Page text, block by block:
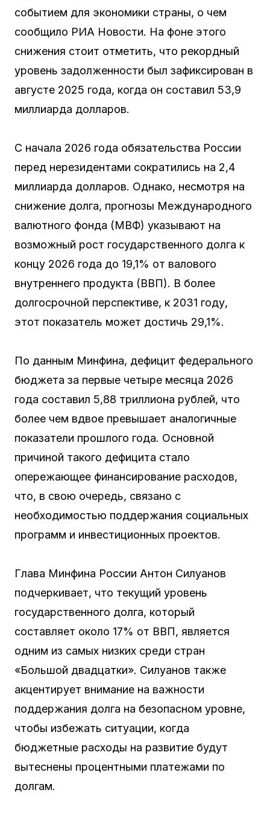
событием для экономики страны, о чем
сообщило РИА Новости. На фоне этого
снижения стоит отметить, что рекордный
уровень задолженности был зафиксирован в
августе 2025 года, когда он составил 53,9
миллиарда долларов.
С начала 2026 года обязательства России
перед нерезидентами сократились на 2,4
миллиарда долларов. Однако, несмотря на
снижение долга, прогнозы Международного
валютного фонда (МВФ) указывают на
возможный рост государственного долга к
концу 2026 года до 19,1% от валового
внутреннего продукта (ВВП). В более
долгосрочной перспективе, к 2031 году,
этот показатель может достичь 29,1%.
По данным Минфина, дефицит федерального
бюджета за первые четыре месяца 2026
года составил 5,88 триллиона рублей, что
более чем вдвое превышает аналогичные
показатели прошлого года. Основной
причиной такого дефицита стало
опережающее финансирование расходов,
что, в свою очередь, связано с
необходимостью поддержания социальных
программ и инвестиционных проектов.
Глава Минфина России Антон Силуанов
подчеркивает, что текущий уровень
государственного долга, который
составляет около 17% от ВВП, является
одним из самых низких среди стран
«Большой двадцатки». Силуанов также
акцентирует внимание на важности
поддержания долга на безопасном уровне,
чтобы избежать ситуации, когда
бюджетные расходы на развитие будут
вытеснены процентными платежами по
долгам.